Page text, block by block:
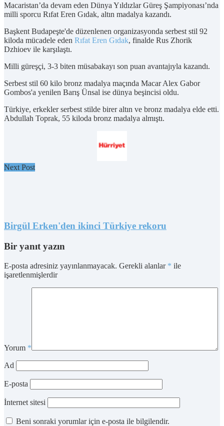
Macaristan’da devam eden Dünya Yıldızlar Güreş Şampiyonası’nda
milli sporcu Rıfat Eren Gıdak, altın madalya kazandı.
Başkent Budapeşte'de düzenlenen organizasyonda serbest stil 92
kiloda mücadele eden Rıfat Eren Gıdak, finalde Rus Zhorik
Dzhioev ile karşılaştı.
Milli güreşçi, 3-3 biten müsabakayı son puan avantajıyla kazandı.
Serbest stil 60 kilo bronz madalya maçında Macar Alex Gabor
Gombos'a yenilen Barış Ünsal ise dünya beşincisi oldu.
Türkiye, erkekler serbest stilde birer altın ve bronz madalya elde etti.
Abdullah Toprak, 55 kiloda bronz madalya almıştı.
Next Post
Birgül Erken'den ikinci Türkiye rekoru
Bir yanıt yazın
E-posta adresiniz yayınlanmayacak. Gerekli alanlar * ile
işaretlenmişlerdir
Yorum *
Ad
E-posta
İnternet sitesi
Beni sonraki yorumlar için e-posta ile bilgilendir.